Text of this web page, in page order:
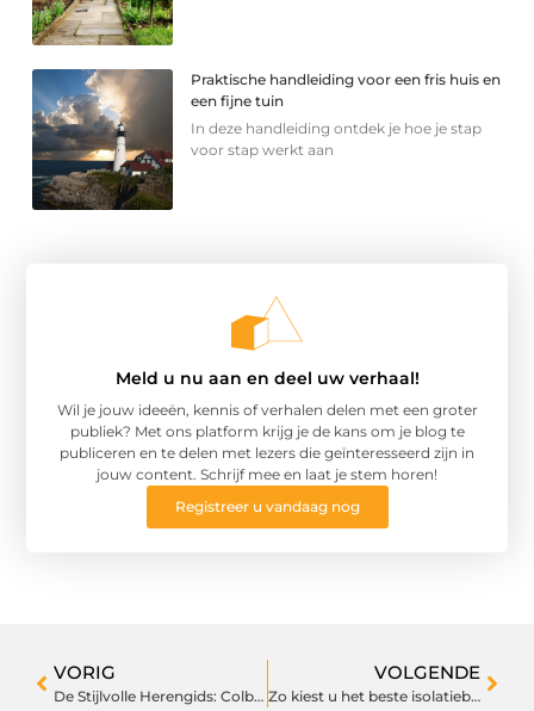
Praktische handleiding voor een fris huis en
een fijne tuin
In deze handleiding ontdek je hoe je stap
voor stap werkt aan
Meld u nu aan en deel uw verhaal!
Wil je jouw ideeën, kennis of verhalen delen met een groter
publiek? Met ons platform krijg je de kans om je blog te
publiceren en te delen met lezers die geïnteresseerd zijn in
jouw content. Schrijf mee en laat je stem horen!
Registreer u vandaag nog
VORIG
De Stijlvolle Herengids: Colberts en Polo's voor Elke Gelegenheid
VOLGENDE
Zo kiest u het beste isolatiebedrijf in uw regio